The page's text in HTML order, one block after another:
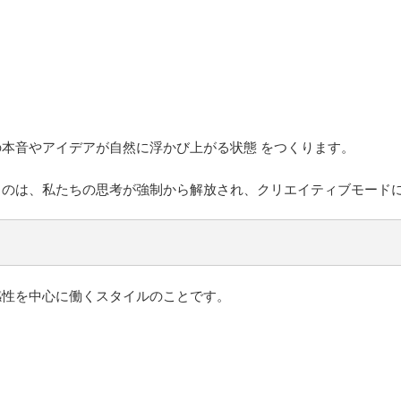
やアイデアが自然に浮かび上がる状態 をつくります。
、私たちの思考が強制から解放され、クリエイティブモード
を中心に働くスタイルのことです。